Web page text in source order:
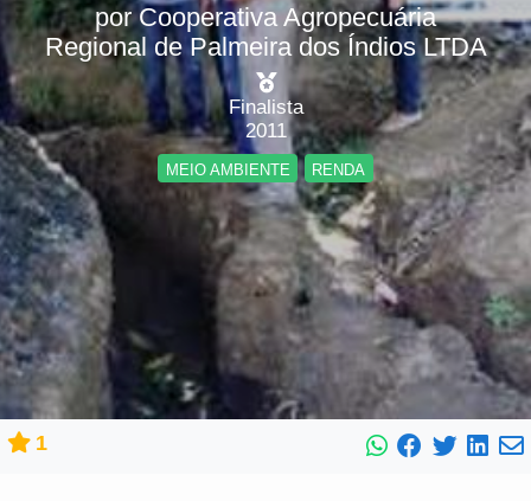
porCooperativa Agropecuária
Regional de Palmeira dos Índios LTDA
Finalista
2011
MEIO AMBIENTE RENDA
1